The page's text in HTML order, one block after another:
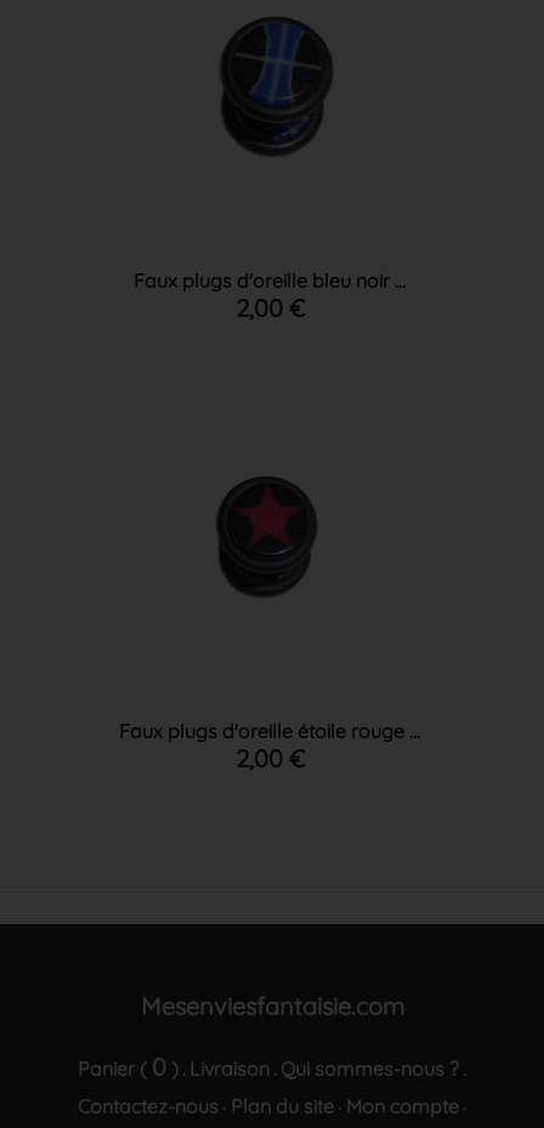
Faux plugs d'oreille bleu noir ...
2,00 €
Faux plugs d'oreille étoile rouge ...
2,00 €
Mesenviesfantaisie.com
Panier ( 0 ) . Livraison . Qui sommes-nous ? .
Contactez-nous · Plan du site· Mon compte·